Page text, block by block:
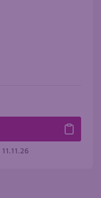
11.11.26